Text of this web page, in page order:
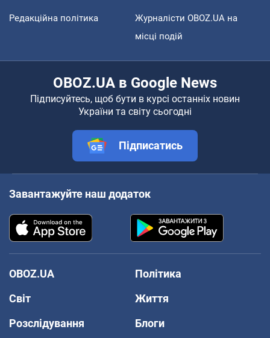
Редакційна політика
Журналісти OBOZ.UA на
місці подій
OBOZ.UA в Google News
Підписуйтесь, щоб бути в курсі останніх новин
України та світу сьогодні
Підписатись
Завантажуйте наш додаток
OBOZ.UA
Політика
Світ
Життя
Розслідування
Блоги